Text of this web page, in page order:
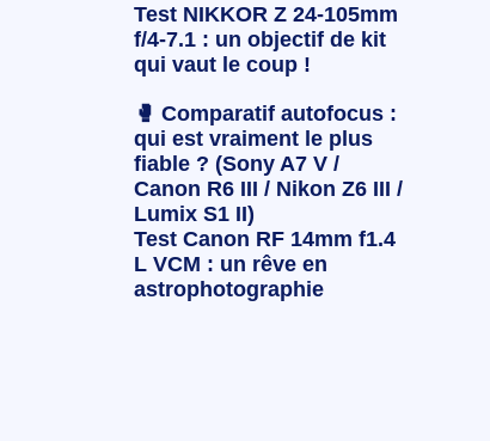
Test NIKKOR Z 24-105mm
f/4-7.1 : un objectif de kit
qui vaut le coup !
🥊 Comparatif autofocus :
qui est vraiment le plus
fiable ? (Sony A7 V /
Canon R6 III / Nikon Z6 III /
Lumix S1 II)
Test Canon RF 14mm f1.4
L VCM : un rêve en
astrophotographie